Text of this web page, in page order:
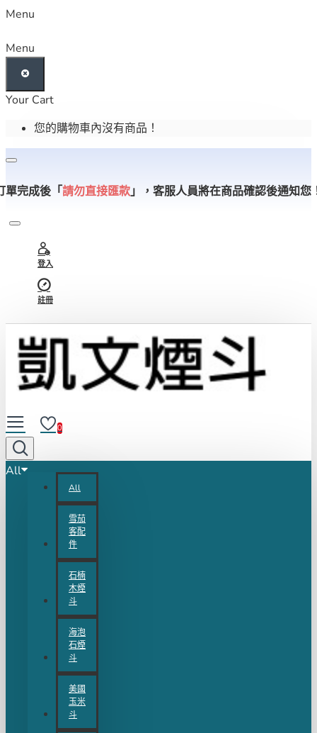
Menu
Menu
Your Cart
您的購物車內沒有商品！
單完成後「請勿直接匯款 」， 客服人員將在商品確認後通知您
登入
註冊
0
All
All
雪茄
客配
件
石楠
木煙
斗
海泡
石煙
斗
美國
玉米
斗